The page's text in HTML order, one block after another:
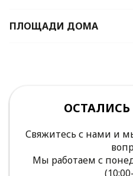
ПЛОЩАДИ ДОМА
Свяжитесь с нами и
Мы работаем с